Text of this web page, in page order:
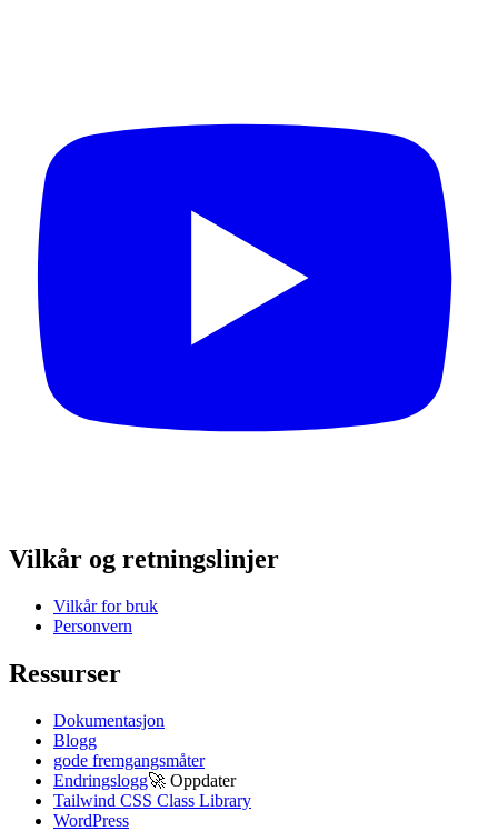
Vilkår og retningslinjer
Vilkår for bruk
Personvern
Ressurser
Dokumentasjon
Blogg
gode fremgangsmåter
Endringslogg🚀 Oppdater
Tailwind CSS Class Library
WordPress